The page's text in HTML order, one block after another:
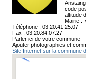
code
altitude
Mairie :
Téléphone : 03.20.41.25.07
Fax : 03.20.84.07.27
Parler ici de votre commune
Ajouter photographies et
Site Internet sur la commune